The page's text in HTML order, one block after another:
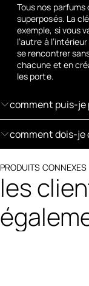
Tous nos
superposés. La
exemple, si vous
l’autre à
se rencontrer
chacune et en
les porte.
comment puis-je
comment dois-je
PRODUITS CONNEXES
les